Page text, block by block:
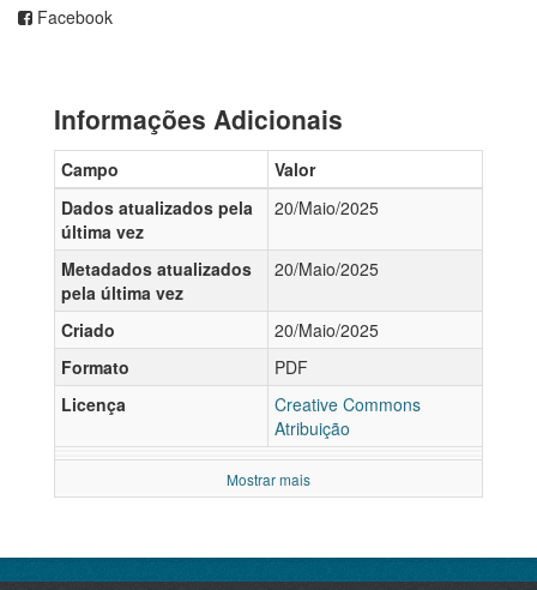
Facebook
Informações Adicionais
Campo
Valor
Dados atualizados pela
última vez
20/Maio/2025
Metadados atualizados
pela última vez
20/Maio/2025
Criado
20/Maio/2025
Formato
PDF
Licença
Creative Commons
Atribuição
Mostrar mais